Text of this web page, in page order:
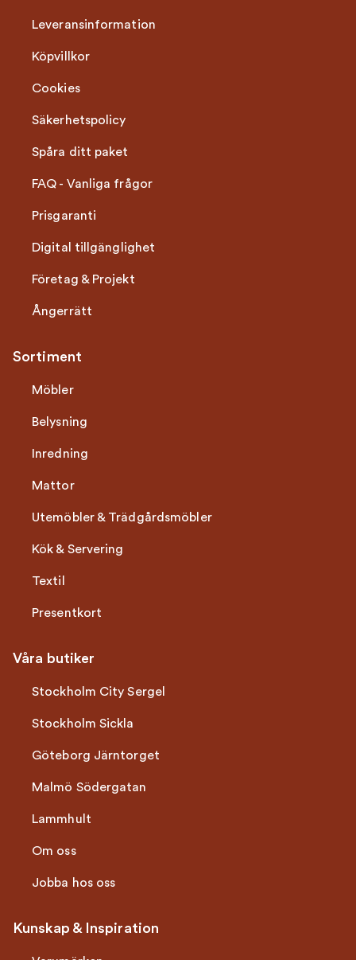
Leveransinformation
Köpvillkor
Cookies
Säkerhetspolicy
Spåra ditt paket
FAQ - Vanliga frågor
Prisgaranti
Digital tillgänglighet
Företag & Projekt
Ångerrätt
Sortiment
Möbler
Belysning
Inredning
Mattor
Utemöbler & Trädgårdsmöbler
Kök & Servering
Textil
Presentkort
Våra butiker
Stockholm City Sergel
Stockholm Sickla
Göteborg Järntorget
Malmö Södergatan
Lammhult
Om oss
Jobba hos oss
Kunskap & Inspiration